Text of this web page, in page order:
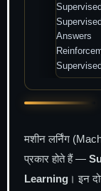
Answers
मशीन लर्निंग
प्रकार होते हैं —
Learning । इन